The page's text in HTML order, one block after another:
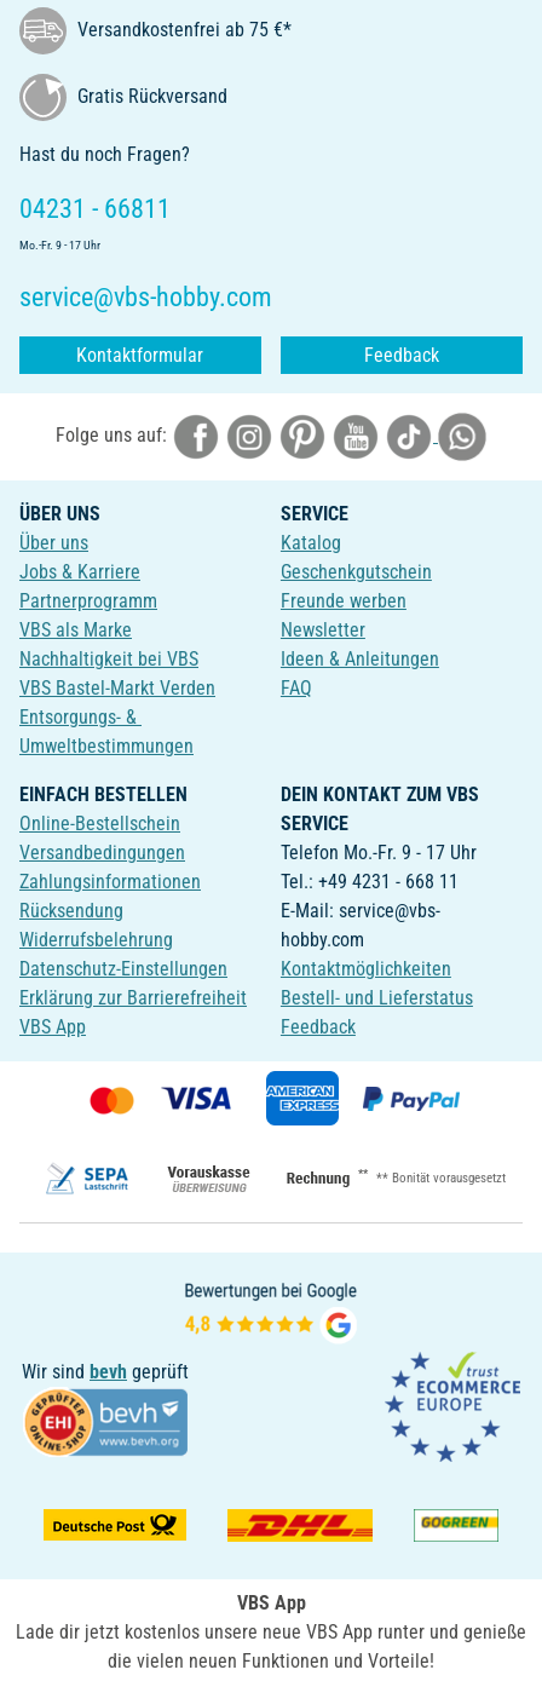
Versandkostenfrei ab 75 €*
Gratis Rückversand
Hast du noch Fragen?
04231 - 66811
Mo.-Fr. 9 - 17 Uhr
service@vbs-hobby.com
Kontaktformular Feedback
Folge uns auf:
ÜBER UNS
Über uns
Jobs & Karriere
Partnerprogramm
VBS als Marke
Nachhaltigkeit bei VBS
VBS Bastel-Markt Verden
Entsorgungs- &
Umweltbestimmungen
SERVICE
Katalog
Geschenkgutschein
Freunde werben
Newsletter
Ideen & Anleitungen
FAQ
EINFACH BESTELLEN
Online-Bestellschein
Versandbedingungen
Zahlungsinformationen
Rücksendung
Widerrufsbelehrung
Datenschutz-Einstellungen
Erklärung zur Barrierefreiheit
VBS App
DEIN KONTAKT ZUM VBS
SERVICE
Telefon Mo.-Fr. 9 - 17 Uhr
Tel.: +49 4231 - 668 11
E-Mail: service@vbs-
hobby.com
Kontaktmöglichkeiten
Bestell- und Lieferstatus
Feedback
** ** Bonität vorausgesetzt
Wir sind bevh geprüft
VBS App
Lade dir jetzt kostenlos unsere neue VBS App runter und genieße
die vielen neuen Funktionen und Vorteile!